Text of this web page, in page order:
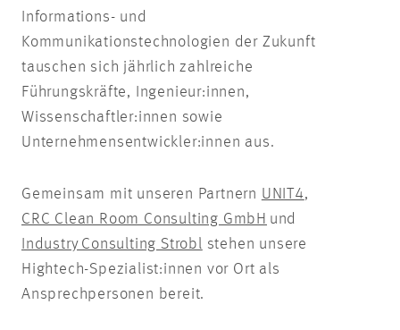
Informations- und
Kommunikationstechnologien der Zukunft
tauschen sich jährlich zahlreiche
Führungskräfte,
Ingenieur:innen,
Wissenschaftler:innen sowie
Unternehmensentwickler:innen aus.
Gemeinsam mit unseren Partnern UNIT4,
CRC Clean Room Consulting GmbH und
Industry Consulting Strobl stehen unsere
Hightech-Spezialist:innen vor Ort als
Ansprechpersonen bereit.